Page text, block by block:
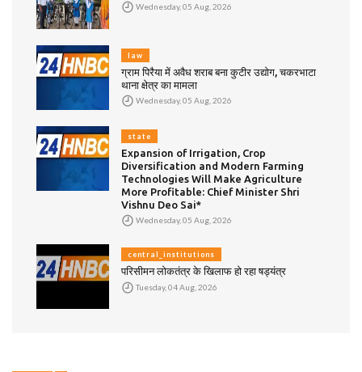
Wednesday, 05 Aug, 2026
law
ग्राम पिरैया में अवैध शराब बना कुटीर उद्योग, चकरभाटा
थाना क्षेत्र का मामला
Wednesday, 05 Aug, 2026
state
Expansion of Irrigation, Crop
Diversification and Modern Farming
Technologies Will Make Agriculture
More Profitable: Chief Minister Shri
Vishnu Deo Sai*
Wednesday, 05 Aug, 2026
central_institutions
परिसीमन लोकतंत्र के खिलाफ हो रहा षड्यंत्र
Tuesday, 04 Aug, 2026